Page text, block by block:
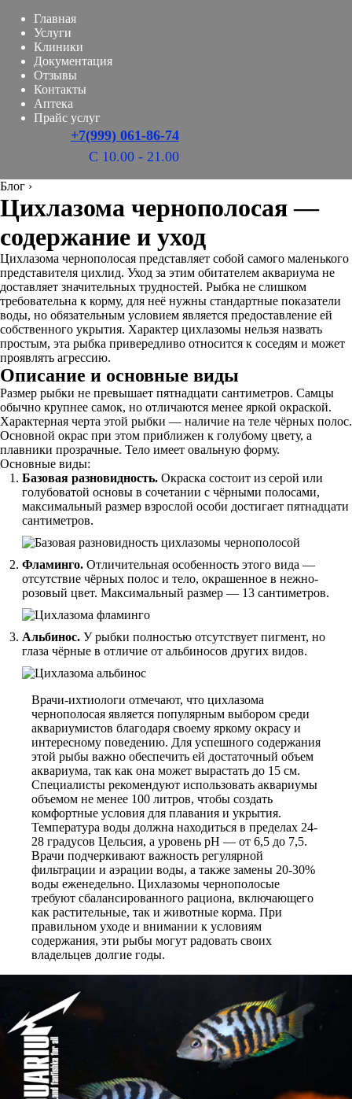
Главная
Услуги
Клиники
Документация
Отзывы
Контакты
Аптека
Прайс услуг
+7(999) 061-86-74
С 10.00 - 21.00
Блог ›
Цихлазома чернополосая —
содержание и уход
Цихлазома чернополосая представляет собой самого маленького
представителя цихлид. Уход за этим обитателем аквариума не
доставляет значительных трудностей. Рыбка не слишком
требовательна к корму, для неё нужны стандартные показатели
воды, но обязательным условием является предоставление ей
собственного укрытия. Характер цихлазомы нельзя назвать
простым, эта рыбка привередливо относится к соседям и может
проявлять агрессию.
Описание и основные виды
Размер рыбки не превышает пятнадцати сантиметров. Самцы
обычно крупнее самок, но отличаются менее яркой окраской.
Характерная черта этой рыбки — наличие на теле чёрных полос.
Основной окрас при этом приближен к голубому цвету, а
плавники прозрачные. Тело имеет овальную форму.
Основные виды:
Базовая разновидность. Окраска состоит из серой или
голубоватой основы в сочетании с чёрными полосами,
максимальный размер взрослой особи достигает пятнадцати
сантиметров.
Фламинго. Отличительная особенность этого вида —
отсутствие чёрных полос и тело, окрашенное в нежно-
розовый цвет. Максимальный размер — 13 сантиметров.
Альбинос. У рыбки полностью отсутствует пигмент, но
глаза чёрные в отличие от альбиносов других видов.
Врачи-ихтиологи отмечают, что цихлазома
чернополосая является популярным выбором среди
аквариумистов благодаря своему яркому окрасу и
интересному поведению. Для успешного содержания
этой рыбы важно обеспечить ей достаточный объем
аквариума, так как она может вырастать до 15 см.
Специалисты рекомендуют использовать аквариумы
объемом не менее 100 литров, чтобы создать
комфортные условия для плавания и укрытия.
Температура воды должна находиться в пределах 24-
28 градусов Цельсия, а уровень pH — от 6,5 до 7,5.
Врачи подчеркивают важность регулярной
фильтрации и аэрации воды, а также замены 20-30%
воды еженедельно. Цихлазомы чернополосые
требуют сбалансированного рациона, включающего
как растительные, так и животные корма. При
правильном уходе и внимании к условиям
содержания, эти рыбы могут радовать своих
владельцев долгие годы.